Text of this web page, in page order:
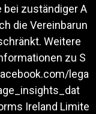
zuständiger A
die Vereinbarun
Weitere
zu S
lega
Ireland Limite